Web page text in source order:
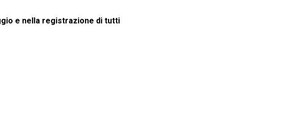
e nella registrazione di tutti